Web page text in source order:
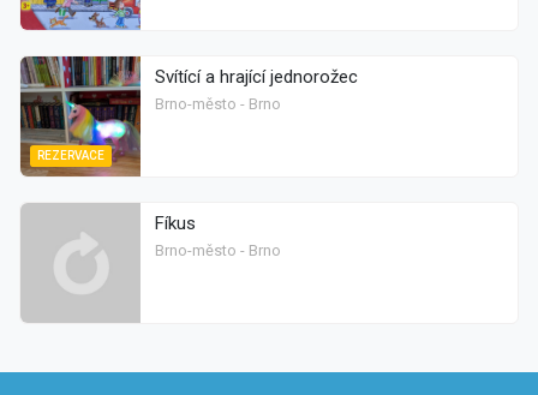
REZERVACE
Svítící a hrající jednorožec
Brno-město - Brno
Fíkus
Brno-město - Brno